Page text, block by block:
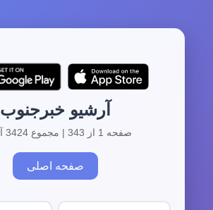
آرشیو خبرجنوب
صفحه 1 از 343 | مجموع 3424 آرشیو
صفحه اصلی